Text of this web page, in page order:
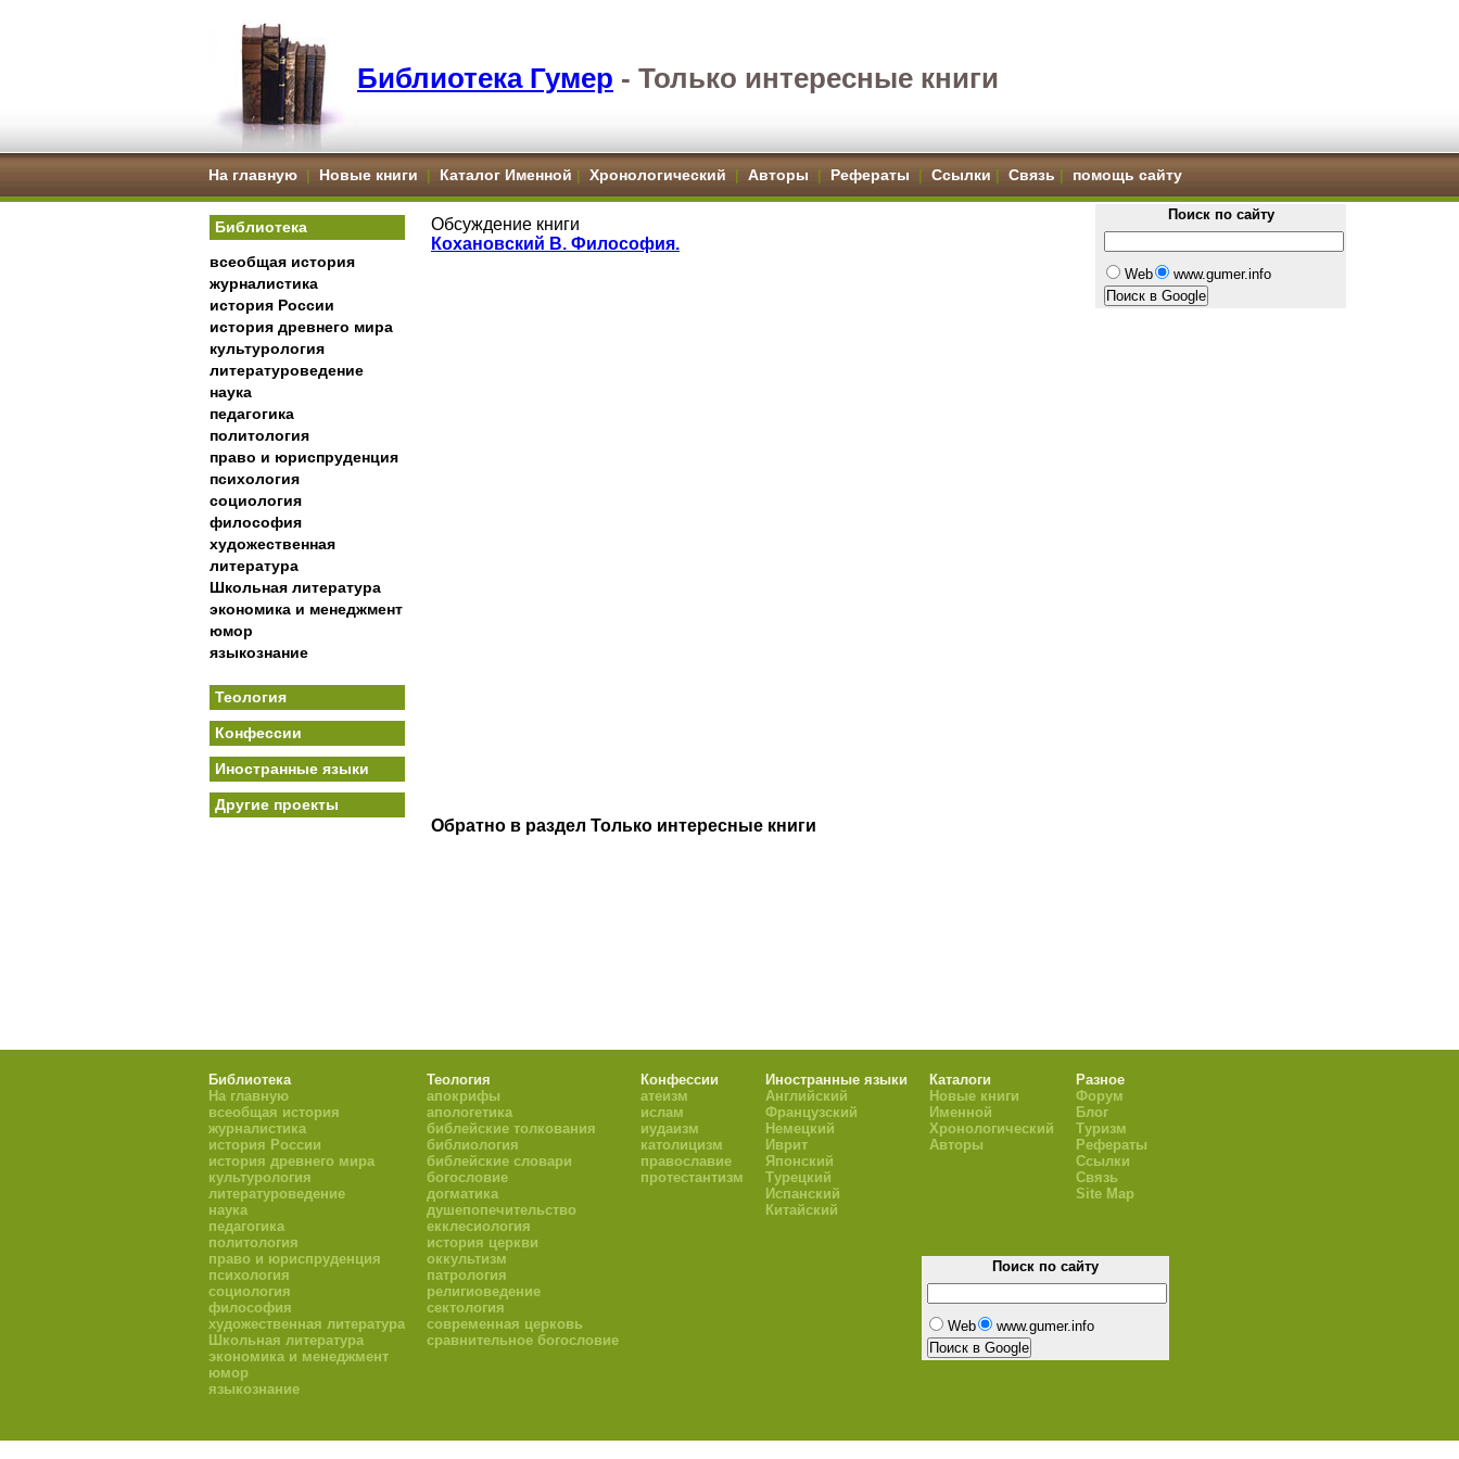
Библиотека Гумер - Только интересные книги
На главную | Новые книги | Каталог Именной | Хронологический | Авторы | Рефераты | Ссылки | Связь | помощь сайту
Библиотека
всеобщая история
журналистика
история России
история древнего мира
культурология
литературоведение
наука
педагогика
политология
право и юриспруденция
психология
социология
философия
художественная
литература
Школьная литература
экономика и менеджмент
юмор
языкознание
Теология
Конфессии
Иностранные языки
Другие проекты
Обсуждение книги
Кохановский В. Философия.
Обратно в раздел Только интересные книги
Поиск по сайту
Web www.gumer.info
Библиотека
На главную
всеобщая история
журналистика
история России
история древнего мира
культурология
литературоведение
наука
педагогика
политология
право и юриспруденция
психология
социология
философия
художественная литература
Школьная литература
экономика и менеджмент
юмор
языкознание
Теология
апокрифы
апологетика
библейские толкования
библиология
библейские словари
богословие
догматика
душепопечительство
екклесиология
история церкви
оккультизм
патрология
религиоведение
сектология
современная церковь
сравнительное богословие
Конфессии
атеизм
ислам
иудаизм
католицизм
православие
протестантизм
Иностранные языки
Английский
Французский
Немецкий
Иврит
Японский
Турецкий
Испанский
Китайский
Каталоги
Новые книги
Именной
Хронологический
Авторы
Разное
Форум
Блог
Туризм
Рефераты
Ссылки
Связь
Site Map
Поиск по сайту
Web www.gumer.info